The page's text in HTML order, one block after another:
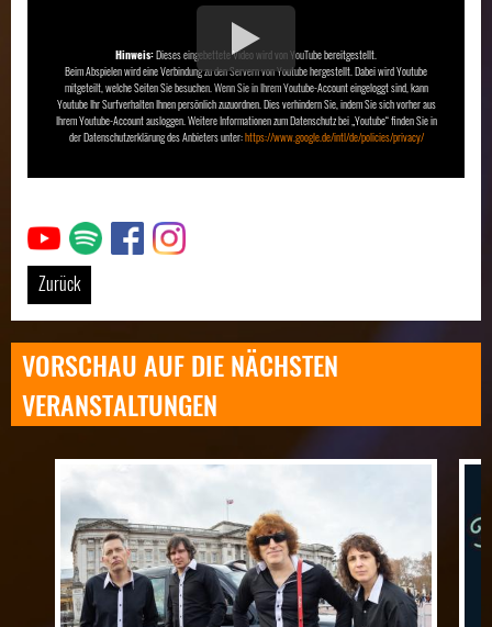
Hinweis:Dieses eingebettete Video wird von YouTube bereitgestellt.
Beim Abspielen wird eine Verbindung zu den Servern von Youtube hergestellt. Dabei wird Youtube
mitgeteilt, welche Seiten Sie besuchen. Wenn Sie in Ihrem Youtube-Account eingeloggt sind, kann
Youtube Ihr Surfverhalten Ihnen persönlich zuzuordnen. Dies verhindern Sie, indem Sie sich vorher aus
Ihrem Youtube-Account ausloggen. Weitere Informationen zum Datenschutz bei „Youtube“ finden Sie in
der Datenschutzerklärung des Anbieters unter:https://www.google.de/intl/de/policies/privacy/
Link Link Link
Link
Zurück
VORSCHAU AUF DIE NÄCHSTEN
VERANSTALTUNGEN